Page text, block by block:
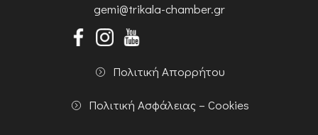
gemi@trikala-chamber.gr
Πολιτική Απορρήτου
Πολιτική Ασφάλειας – Cookies